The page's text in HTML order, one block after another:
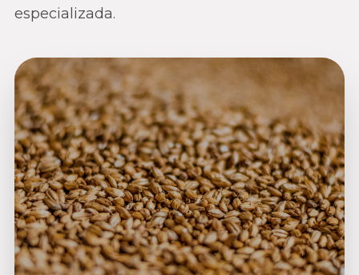
especializada.